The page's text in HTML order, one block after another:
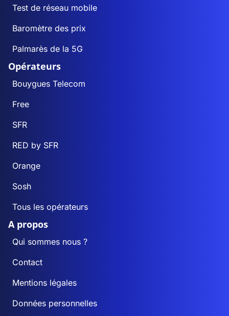
Test de réseau mobile
Baromètre des prix
Palmarès de la 5G
Opérateurs
Bouygues Telecom
Free
SFR
RED by SFR
Orange
Sosh
Tous les opérateurs
A propos
Qui sommes nous ?
Contact
Mentions légales
Données personnelles